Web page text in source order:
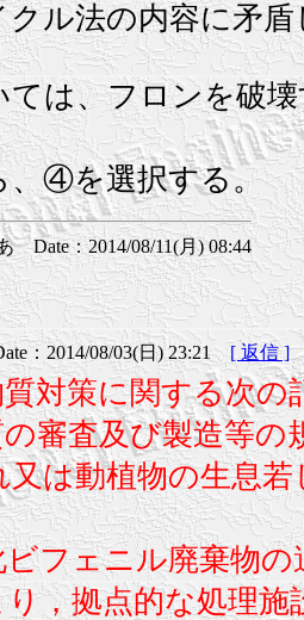
ル法の内容に矛
は、フロンを破
、④を選択する。
Date：2014/08/11(月) 08:44
：2014/08/03(日) 23:21[ 返信 ]
対策に関する次の
査及び製造等の
又は動植物の生息
ェニル廃棄物の
，拠点的な処理